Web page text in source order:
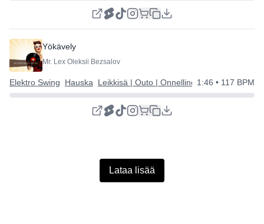
Yökävely
Mr. Lex Oleksii Bezsalov
Elektro Swing Hauska Leikkisä | Outo | Onnellinen1:46 • 117 BPM
Lataa lisää